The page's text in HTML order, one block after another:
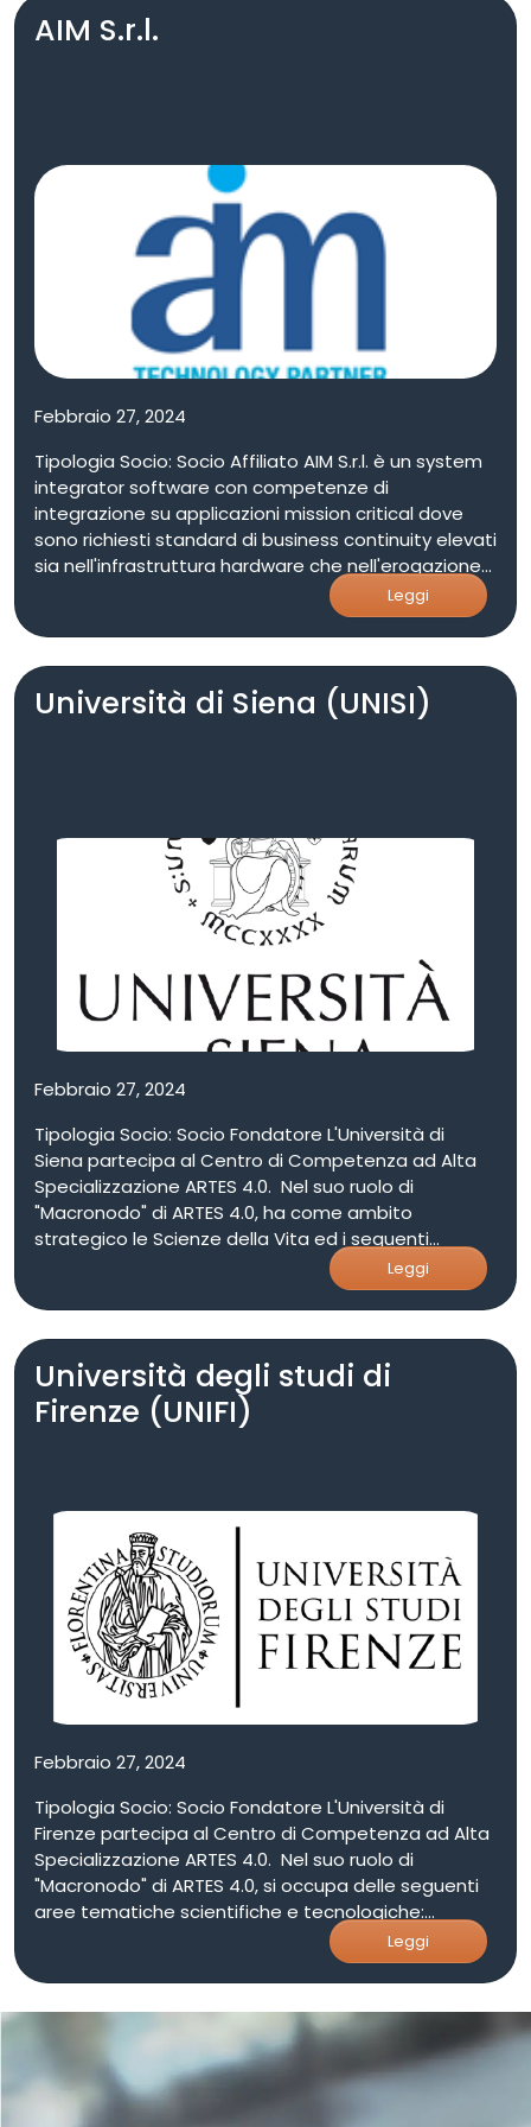
Robot Autonomi e Sistemi Meccatronici. Ha
AIM S.r.l.
Febbraio 27, 2024
Tipologia Socio: Socio Affiliato AIM S.r.l. è un system
integrator software con competenze di
integrazione su applicazioni mission critical dove
sono richiesti standard di business continuity elevati
sia nell'infrastruttura hardware che nell'erogazione
dei servizi informatici supportando i propri clienti
nella trasformazione e nell'adeguamento dei
processi aziendali.
Leggi
Università di Siena (UNISI)
Febbraio 27, 2024
Tipologia Socio: Socio Fondatore L'Università di
Siena partecipa al Centro di Competenza ad Alta
Specializzazione ARTES 4.0. Nel suo ruolo di
"Macronodo" di ARTES 4.0, ha come ambito
strategico le Scienze della Vita ed i seguenti
obiettivi e aree tematiche: - automazione di
processi produttivi, gestione di Big Data, Robotica,
Intelligenza Artificiale per applicazioni nella Medicina
Personalizzata e di Precisione e sviluppo sostenibile
di Biotech-farma, agrifood, bioeconomia e industria
bio-based. - Tecnologie ed applicazioni basate su
Intelligenza Artificiale per l’elaborazione,
terapia, lo stato di salute, lo stile di vita, la nutrizione
definendo nuovi modelli sanitari e migliorando gli
esiti terapeutici, nell’ottica di una crescita
sostenibile del servizio sanitario. - Sviluppo di
sistemi didattico-formativi innovativi immersivi con
Realtà Virtuale e Aumentata nel settore Biotech-
farma, agrifood, bio-based, bioeconomia, sanità e
più in generale nell'healthcare. Dipartimenti di
Biotecnologie, Chimica e Farmacia – DBCF
Leggi
Università degli studi di
Firenze (UNIFI)
Febbraio 27, 2024
Tipologia Socio: Socio Fondatore L'Università di
Firenze partecipa al Centro di Competenza ad Alta
Specializzazione ARTES 4.0. Nel suo ruolo di
"Macronodo" di ARTES 4.0, si occupa delle seguenti
aree tematiche scientifiche e tecnologiche:
•Sistemi di produzione avanzati, robotizzati e
connessi, supply chain, sistemi embedded, IoT, reti
di telecomunicazione; • Soluzioni avanzate per:
data science, big data, machine learning e data
analytics, business intelligence (data warehouse &
data mining); • Nanotecnologie e materiali
nanostrutturati innovativi, materiali compositi,
Leggi